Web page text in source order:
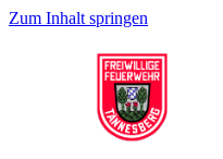
Zum Inhalt springen